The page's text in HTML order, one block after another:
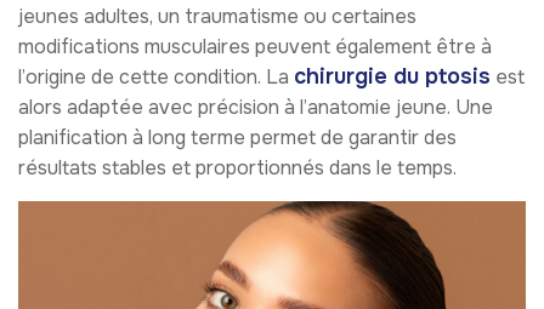
jeunes adultes, un traumatisme ou certaines
modifications musculaires peuvent également être à
l’origine de cette condition. La chirurgie du ptosis est
alors adaptée avec précision à l’anatomie jeune. Une
planification à long terme permet de garantir des
résultats stables et proportionnés dans le temps.